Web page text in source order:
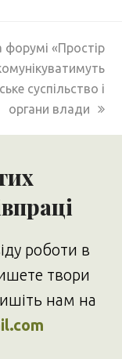
форумі «Простір
суспільство і
органи влади
роботи в
твори
нам на